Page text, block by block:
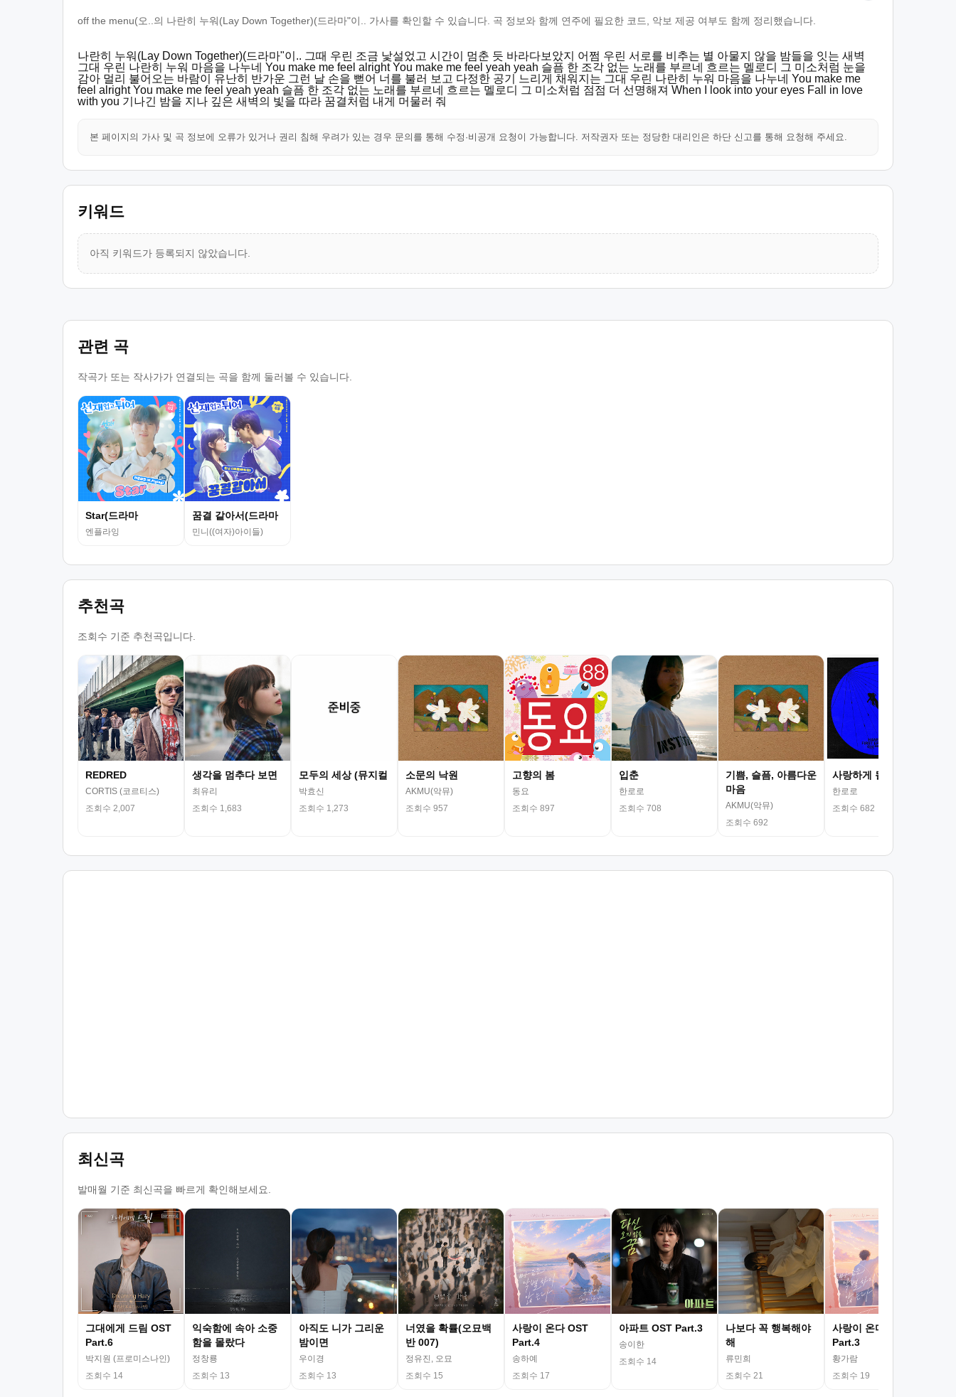
off the menu(오..의 나란히 누워(Lay Down Together)(드라마"이.. 가사를 확인할 수 있습니다. 곡 정보와 함께 연주에 필요한 코드, 악보 제공 여부도 함께 정리했습니다.
나란히 누워(Lay Down Together)(드라마"이.. 그때 우린 조금 낯설었고 시간이 멈춘 듯 바라다보았지 어쩜 우린 서로를 비추는 별 아물지 않을 밤들을 잇는 새벽
그대 우린 나란히 누워 마음을 나누네 You make me feel alright You make me feel yeah yeah 슬픔 한 조각 없는 노래를 부르네 흐르는 멜로디 그 미소처럼 눈을
감아 멀리 불어오는 바람이 유난히 반가운 그런 날 손을 뻗어 너를 불러 보고 다정한 공기 느리게 채워지는 그대 우린 나란히 누워 마음을 나누네 You make me
feel alright You make me feel yeah yeah 슬픔 한 조각 없는 노래를 부르네 흐르는 멜로디 그 미소처럼 점점 더 선명해져 When I look into your eyes Fall in love
with you 기나긴 밤을 지나 깊은 새벽의 빛을 따라 꿈결처럼 내게 머물러 줘
본 페이지의 가사 및 곡 정보에 오류가 있거나 권리 침해 우려가 있는 경우 문의를 통해 수정·비공개 요청이 가능합니다. 저작권자 또는 정당한 대리인은 하단 신고를 통해 요청해 주세요.
키워드
아직 키워드가 등록되지 않았습니다.
관련 곡
작곡가 또는 작사가가 연결되는 곡을 함께 둘러볼 수 있습니다.
Star(드라마
엔플라잉
꿈결 같아서(드라마
민니((여자)아이들)
추천곡
조회수 기준 추천곡입니다.
REDRED
CORTIS (코르티스)
조회수 2,007
생각을 멈추다 보면
최유리
조회수 1,683
모두의 세상 (뮤지컬
박효신
조회수 1,273
소문의 낙원
AKMU(악뮤)
조회수 957
고향의 봄
동요
조회수 897
입춘
한로로
조회수 708
기쁨, 슬픔, 아름다운
마음
AKMU(악뮤)
조회수 692
사랑하게 될 거야
한로로
조회수 682
최신곡
발매월 기준 최신곡을 빠르게 확인해보세요.
그대에게 드림 OST
Part.6
박지원 (프로미스나인)
조회수 14
익숙함에 속아 소중
함을 몰랐다
정창룡
조회수 13
아직도 니가 그리운
밤이면
우이경
조회수 13
너였을 확률(오묘백
반 007)
정유진, 오묘
조회수 15
사랑이 온다 OST
Part.4
송하예
조회수 17
아파트 OST Part.3
송이한
조회수 14
나보다 꼭 행복해야
해
류민희
조회수 21
사랑이 온다 OST
Part.3
황가람
조회수 19